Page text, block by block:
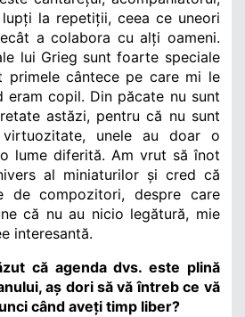
la repetiții, ceea ce uneori
a colabora cu alți oameni.
lui Grieg sunt foarte speciale
primele cântece pe care mi le
eram copil. Din păcate nu sunt
astăzi, pentru că nu sunt
unele au doar o
lume diferită. Am vrut să înot
al miniaturilor și cred că
de compozitori, despre care
că nu au nicio legătură, mie
interesantă.
că agenda dvs. este plină
aș dori să vă întreb ce vă
când aveți timp liber?